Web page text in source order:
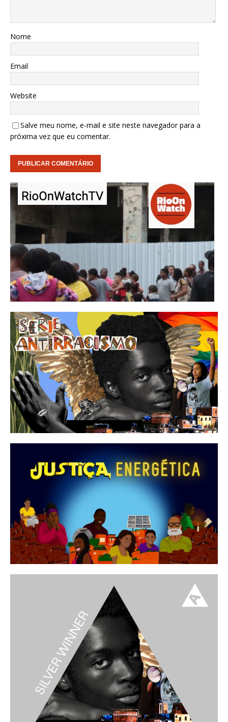
Nome
Email
Website
Salve meu nome, e-mail e site neste navegador para a
próxima vez que eu comentar.